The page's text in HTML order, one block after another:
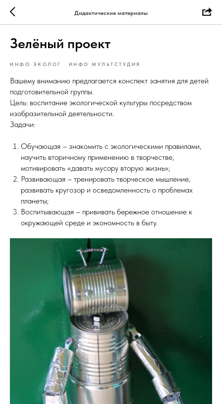
Дидактические материалы
Зелёный проект
ИНФО ЭКОЛОГ ИНФО МУЛЬТСТУДИЯ
Вашему вниманию предлагается конспект занятия для детей
подготовительной группы.
Цель: воспитание экологической культуры посредством
изобразительной деятельности.
Задачи:
Обучающая – знакомить с экологическими правилами,
научить вторичному применению в творчестве,
мотивировать «давать мусору вторую жизнь»;
Развивающая – тренировать творческое мышление,
развивать кругозор и осведомленность о проблемах
планеты;
Воспитывающая – прививать бережное отношение к
окружающей среде и экономность в быту.